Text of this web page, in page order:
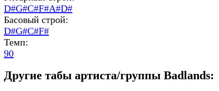
D#G#C#F#A#D#
Басовый строй:
D#G#C#F#
Темп:
90
Другие табы артиста/группы Badlands: